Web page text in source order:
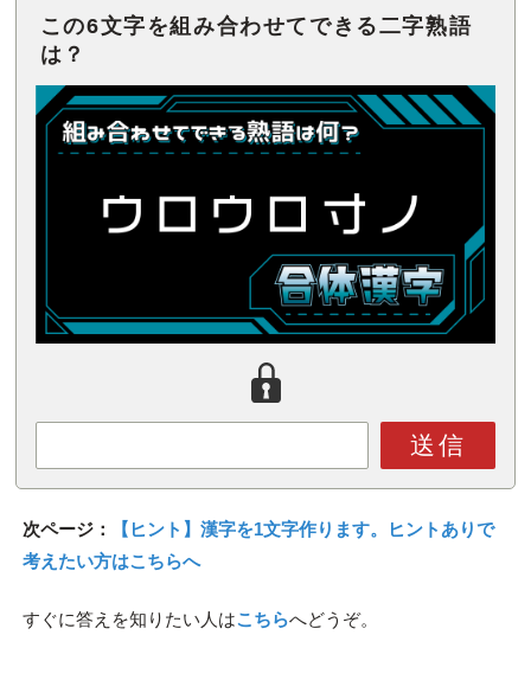
この6文字を組み合わせてできる二字熟語
は？
送信
次ページ：
【ヒント】漢字を1文字作ります。ヒントありで
考えたい方はこちらへ
すぐに答えを知りたい人はこちらへどうぞ。